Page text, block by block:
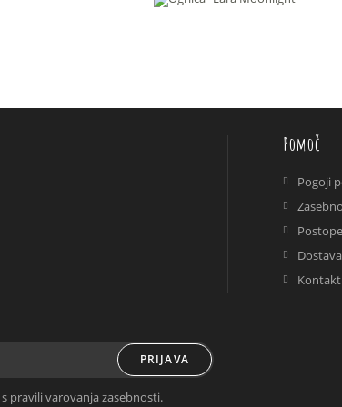
PRIJAVA
pravili varovanja zasebnosti.
Pomoč
Pogoji
Kontakt